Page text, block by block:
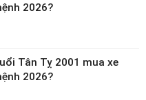
2026?
Tân Tỵ 2001 mua xe
2026?